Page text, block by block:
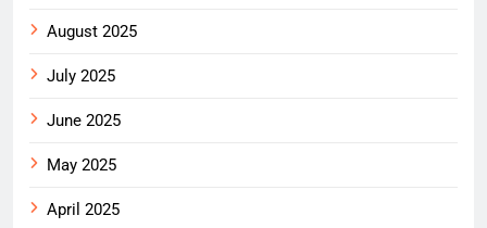
August 2025
July 2025
June 2025
May 2025
April 2025